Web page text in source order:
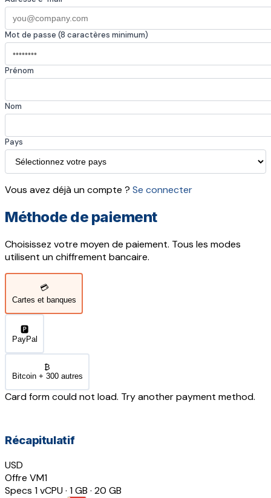
Mot de passe (8 caractères minimum)
Prénom
Nom
Pays
Vous avez déjà un compte ? Se connecter
Méthode de paiement
Choisissez votre moyen de paiement. Tous les modes
utilisent un chiffrement bancaire.
💳
Cartes et banques
🅿️
PayPal
₿
Bitcoin + 300 autres
Card form could not load. Try another payment method.
Récapitulatif
USD
Offre VM1
Specs 1 vCPU · 1 GB · 20 GB